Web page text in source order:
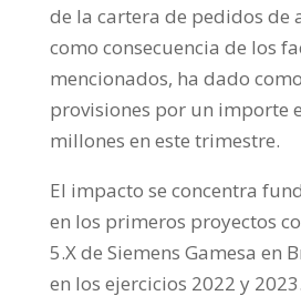
de la cartera de pedidos de
como consecuencia de los
mencionados, ha dado
provisiones por un importe
millones en este trimestre.
El impacto se concentra
en los primeros proyectos
5.X de Siemens Gamesa en
en los ejercicios 2022 y 2023.